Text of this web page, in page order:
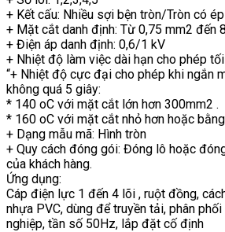
+ Kết cấu: Nhiều sợi bện tròn/Tròn có
+ Mặt cắt danh định: Từ 0,75 mm2 đến
+ Điện áp danh định: 0,6/1 kV
+ Nhiệt độ làm việc dài hạn cho phép
“+ Nhiệt độ cực đại cho phép khi ngắn
không quá 5 giây:
* 140 oC với mặt cắt lớn hơn 300mm2 .
* 160 oC với mặt cắt nhỏ hơn hoặc
+ Dạng mẫu mã: Hình tròn
+ Quy cách đóng gói: Đóng lô hoặc
của khách hàng.
Ứng dụng:
Cáp điện lực 1 đến 4 lõi , ruột đồng,
nhựa PVC, dùng để truyền tải, phân
nghiệp, tần số 50Hz, lắp đặt cố định